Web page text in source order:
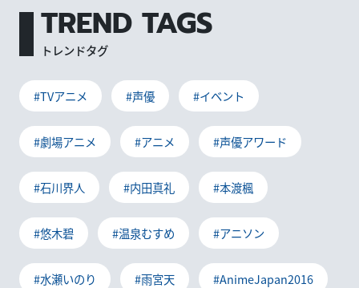
TREND TAGS
トレンドタグ
#TVアニメ #声優 #イベント
#劇場アニメ #アニメ #声優アワード
#石川界人 #内田真礼 #本渡楓
#悠木碧 #温泉むすめ #アニソン
#水瀬いのり #雨宮天 #AnimeJapan2016